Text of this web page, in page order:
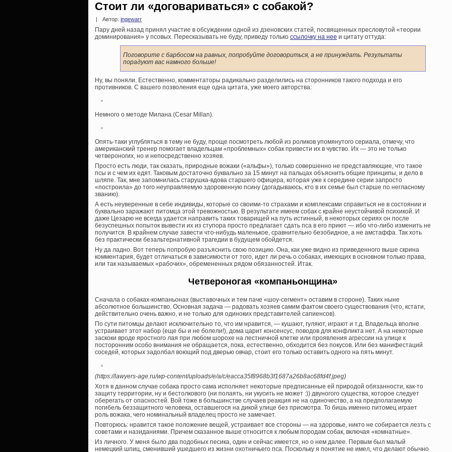
Стоит ли «договариваться» с собакой?
Автор: ingewarr
Пару дней назад принял участие в обсуждении одной из дзеновских статей, посвященных пресловутой «теории
доминирования» у псовых. Пересказывать не буду, приведу только ссылочку на нее и цитату оттуда:
Поговорите с барбосом на равных, попробуйте договориться, а не принуждать. Результаты
порадуют вас намного больше!
Ну, вы поняли. Естественно, комментаторы радикально разделились на сторонников такого подхода и его
противников. С вашего позволения еще одна цитата, уже моего авторства:
Немного о методе Милана (Cesar Millan).
Опять-таки углубляться в тему не буду, проще посмотреть любой из роликов упомянутого сериала, отмечу, что
американский тренер помогает владельцам «проблемных» собак привести их в чувство. Их — это не только
четвероногих, но и непосредственно хозяев.
Просто есть люди, так сказать, природные вожаки («альфы»), только совершенно не представляющие, что такое
псы и с чем их едят. Таковым достаточно буквально за 15 минут на пальцах объяснить общие принципы, и дело в
шляпе. Так, мне запомнилась старушка-вдова старшего офицера, которая уже к середине серии запросто
«построила» до того неуправляемую здоровенную псину (догадываюсь, кто в их семье был старше по негласному
званию).
А есть неуверенные в себе индивиды, которые со своими-то страхами и комплексами справиться не в состоянии и
буквально заражают питомца этой тревожностью. В результате имеем собак с крайне неустойчивой психикой. И
даже Цезарю не всегда удается направить таких товарищей на путь истинный, в некоторых сериях он после
безуспешных попыток вывести их из ступора просто предлагает сдать пса в его приют — ибо что-либо изменить не
получится. В крайнем случае завести что-нибудь маленькое, сравнительно безобидное, а не амстаффа. Так хоть
без практически безальтернативной трагедии в будущем обойдется.
Ну да ладно. Вот теперь попробую разъяснить свою позицию. Она, как уже видно из приведенного выше скрина
комментария, будет отличаться в зависимости от того, идет ли речь о собаках, имеющих в основном только права,
или так называемых «рабочих», обремененных рядом обязанностей. Итак.
Четвероногая «компаньонщина»
Сначала о собаках-компаньонах (выставочных и тем паче «шоу-сегмент» оставим в стороне). Таких ныне
абсолютное большинство. Основная задача — радовать хозяев самим фактом своего существования (что, кстати,
действительно очень важно, и не только для одиноких представителей сапиенсов).
По сути питомцы делают исключительно то, что им нравится, — кушают, гуляют, играют и т.д. Владельца вполне
устраивает этот набор (еще бы и не болели!), дома царит консенсус, поводов для конфликта нет. А на некоторые
заскоки вроде яростного лая при любом шорохе на лестничной клетке или проявления агрессии на улице к
посторонним особо внимания не обращается, пока, естественно, обходится без покусов. Или без манифестаций
соседей, которых задолбал воющий под дверью овчар, стоит его только оставить одного на пять минут.
(https://lawyers-age.ru/wp-content/uploads/e/a/c/eacca35f8968b3f1687a26b8ac68fd4f.jpeg)
Хотя в данном случае собака просто сама исполняет некоторые предписанные ей природой обязанности, как-то
защиту территории, ну и бестолкового (ни полаять, ни укусить не может :)) двуногого существа, которое следует
оберегать от опасностей. Вой тоже в большинстве случаев реакция не на одиночество, а на предполагаемую
погибель беззащитного человека, оставшегося на дикой улице без присмотра. То бишь именно питомец играет
роль вожака, чего номинальный владелец просто не замечает.
Повторюсь: нравится такое положение вещей, устраивает все стороны — на здоровье, никто не собирается лезть с
советами и назиданиями. Причем сказанное выше относится к любым породам собак, включая «комнатные».
Из личного. У меня было два подобных песика, один и сейчас имеется, но о нем далее. Первым был малый
немецкий шпиц, сменивший ушедшего из жизни охотничьего пса. Поскольку я понятие не имел, что делают обычно